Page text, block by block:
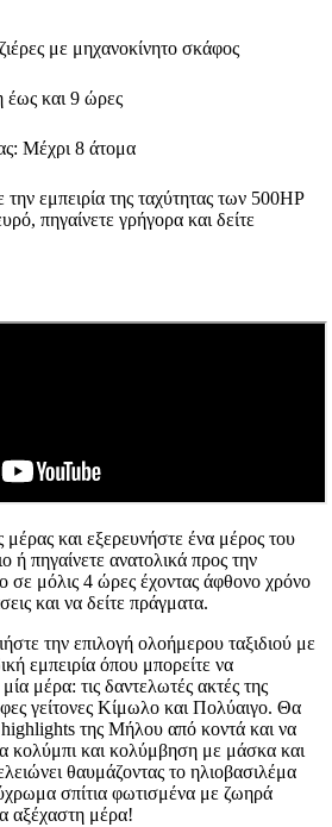
με μηχανοκίνητο σκάφος
έως και 9 ώρες
Μέχρι 8 άτομα
την εμπειρία της ταχύτητας των 500HP
πηγαίνετε γρήγορα και δείτε
μέρας και εξερευνήστε ένα μέρος του
ή πηγαίνετε ανατολικά προς την
σε μόλις 4 ώρες έχοντας άφθονο χρόνο
και να δείτε πράγματα.
την επιλογή ολοήμερου ταξιδιού με
εμπειρία όπου μπορείτε να
μέρα: τις δαντελωτές ακτές της
γείτονες Κίμωλο και Πολύαιγο. Θα
highlights της Μήλου από κοντά και να
κολύμπι και κολύμβηση με μάσκα και
θαυμάζοντας το ηλιοβασιλέμα
σπίτια φωτισμένα με ζωηρά
αξέχαστη μέρα!